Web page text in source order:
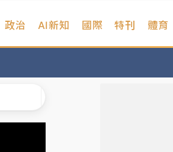
政治 AI新知 國際 特刊 體育